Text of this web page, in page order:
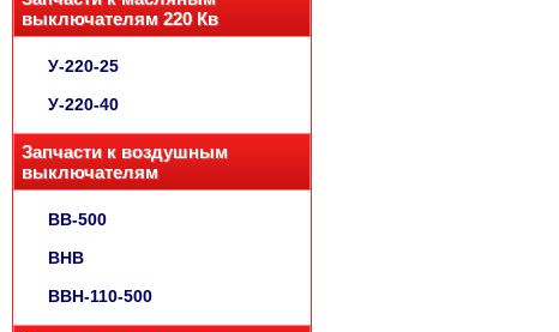
выключателям 220 Кв
У-220-25
У-220-40
Запчасти к воздушным
выключателям
ВВ-500
ВНВ
ВВН-110-500